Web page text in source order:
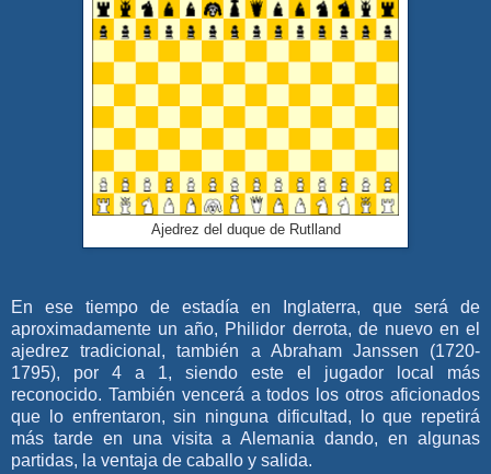
Ajedrez del duque de Rutlland
En ese tiempo de estadía en Inglaterra, que será de
aproximadamente un año, Philidor derrota, de nuevo en el
ajedrez tradicional, también a Abraham Janssen (1720-
1795), por 4 a 1, siendo este el jugador local más
reconocido. También vencerá a todos los otros aficionados
que lo enfrentaron, sin ninguna dificultad, lo que repetirá
más tarde en una visita a Alemania dando, en algunas
partidas, la ventaja de caballo y salida.